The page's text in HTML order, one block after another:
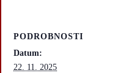
PODROBNOSTI
Datum:
22. 11. 2025